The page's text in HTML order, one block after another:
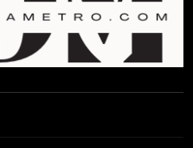
হাসিনা দেশে ফিরে আসুক,
দায়ে কারাগারে যাক :